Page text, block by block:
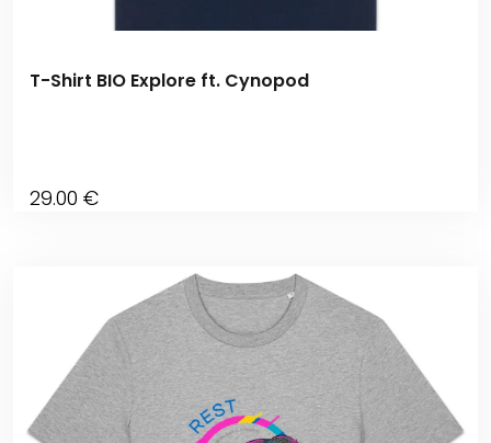
T-Shirt BIO Explore ft. Cynopod
29.00 €